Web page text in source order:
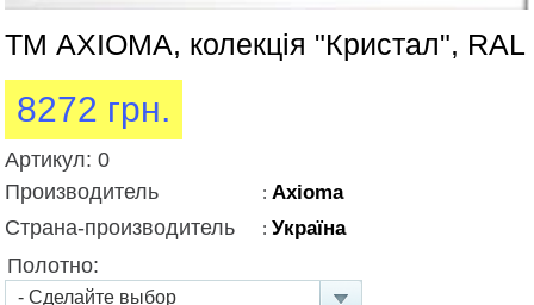
ТМ AXIOMA, колекція "Кристал", RAL
8272 грн.
Артикул: 0
Производитель
: Axioma
Страна-производитель : Україна
Полотно: